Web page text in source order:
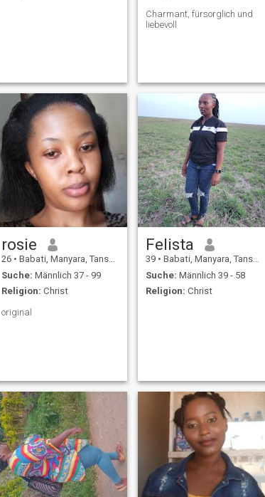
Charmant, fürsorglich und
liebevoll
rosie
26 • Babati, Manyara, Tansania
Suche: Männlich 37 - 99
Religion: Christ
original
Felista
39 • Babati, Manyara, Tansania
Suche: Männlich 39 - 58
Religion: Christ